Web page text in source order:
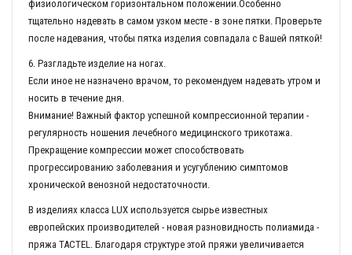
физиологическом горизонтальном положении.Особенно
тщательно надевать в самом узком месте - в зоне пятки. Проверьте
после надевания, чтобы пятка изделия совпадала с Вашей пяткой!
6. Разгладьте изделие на ногах.
Если иное не назначено врачом, то рекомендуем надевать утром и
носить в течение дня.
Внимание! Важный фактор успешной компрессионной терапии -
регулярность ношения лечебного медицинского трикотажа.
Прекращение компрессии может способствовать
прогрессированию заболевания и усугублению симптомов
хронической венозной недостаточности.
В изделиях класса LUX используется сырье известных
европейских производителей - новая разновидность полиамида -
пряжа TACTEL. Благодаря структуре этой пряжи увеличивается